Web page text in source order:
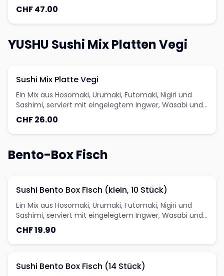
CHF 47.00
YUSHU Sushi Mix Platten Vegi
Sushi Mix Platte Vegi
Ein Mix aus Hosomaki, Urumaki, Futomaki, Nigiri und
Sashimi, serviert mit eingelegtem Ingwer, Wasabi und
Soja.
CHF 26.00
Bento-Box Fisch
Sushi Bento Box Fisch (klein, 10 Stück)
Ein Mix aus Hosomaki, Urumaki, Futomaki, Nigiri und
Sashimi, serviert mit eingelegtem Ingwer, Wasabi und
Sojasauce.
CHF 19.90
Sushi Bento Box Fisch (14 Stück)